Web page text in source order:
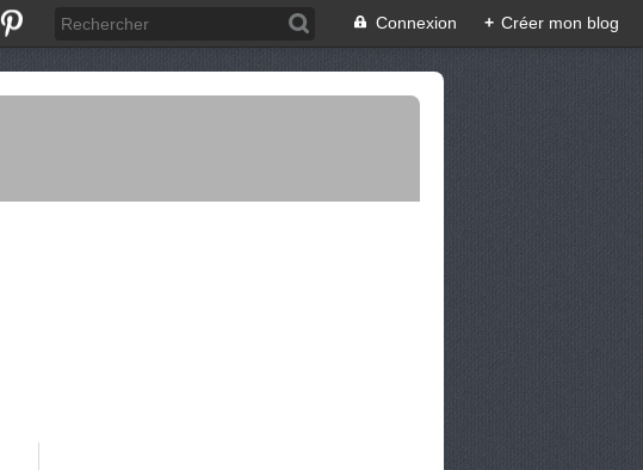
Connexion + Créer mon blog